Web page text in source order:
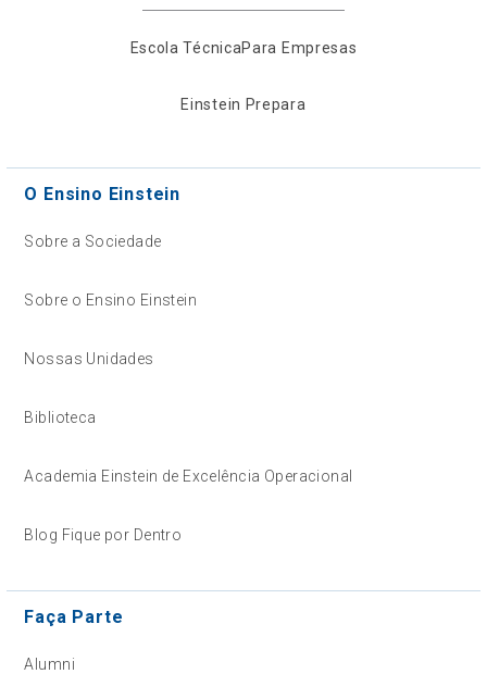
Escola TécnicaPara Empresas
Einstein Prepara
O Ensino Einstein
Sobre a Sociedade
Sobre o Ensino Einstein
Nossas Unidades
Biblioteca
Academia Einstein de Excelência Operacional
Blog Fique por Dentro
Faça Parte
Alumni